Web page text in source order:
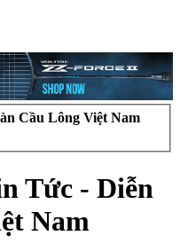
Cầu Lông Việt Nam
Tức - Diễn
Nam